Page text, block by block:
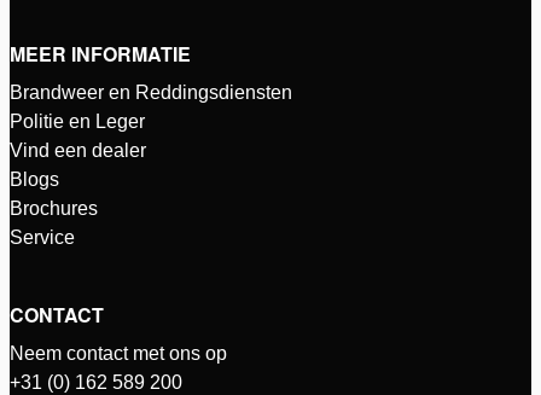
MEER INFORMATIE
Brandweer en Reddingsdiensten
Politie en Leger
Vind een dealer
Blogs
Brochures
Service
CONTACT
Neem contact met ons op
+31 (0) 162 589 200